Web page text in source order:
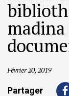
Février 20, 2019
Partager